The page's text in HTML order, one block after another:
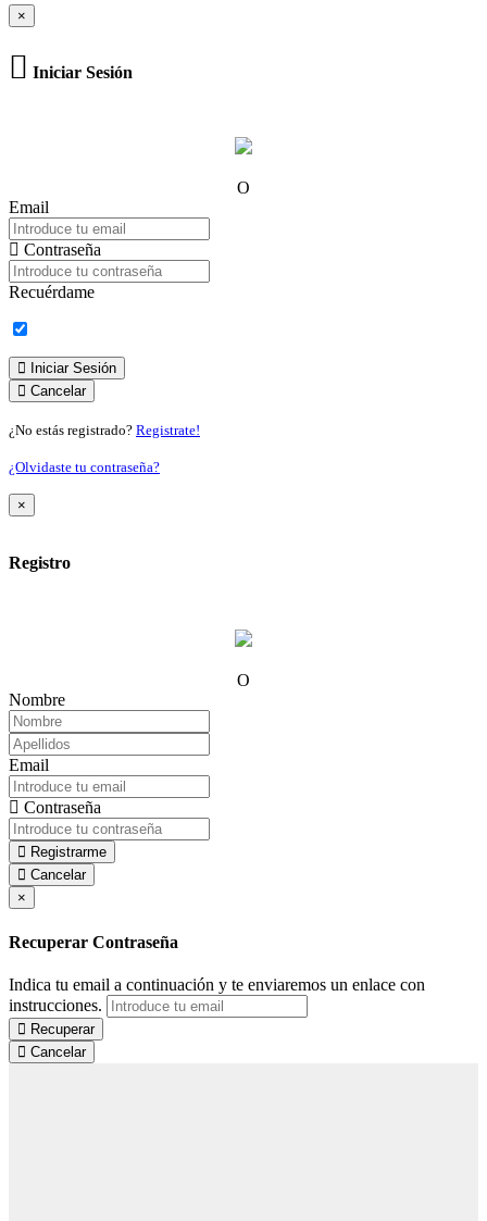
×
Iniciar Sesión
O
Email
Contraseña
Recuérdame
Iniciar Sesión
Cancelar
¿No estás registrado? Registrate!
¿Olvidaste tu contraseña?
×
Registro
O
Nombre
Email
Contraseña
Registrarme
Cancelar
×
Recuperar Contraseña
Indica tu email a continuación y te enviaremos un enlace con
instrucciones.
Recuperar
Cancelar